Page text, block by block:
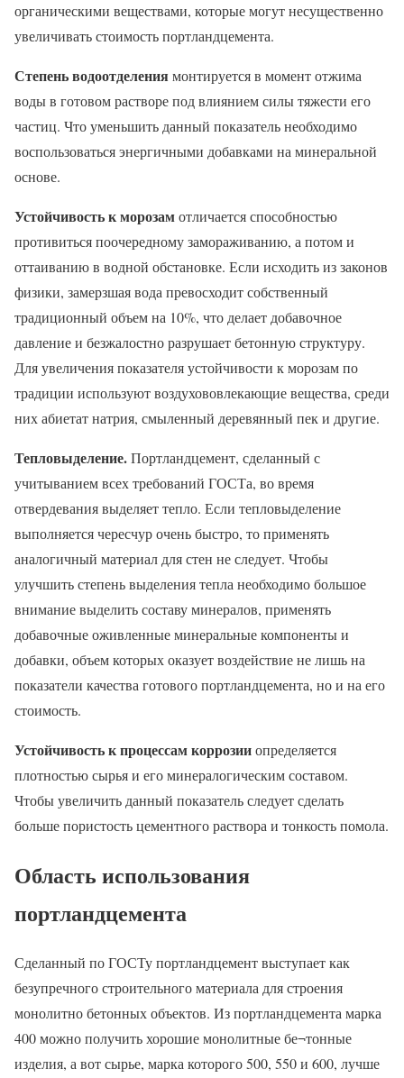
органическими веществами, которые могут несущественно
увеличивать стоимость портландцемента.
Степеньводоотделениямонтируется в момент отжима
воды в готовом растворе под влиянием силы тяжести его
частиц. Что уменьшить данный показатель необходимо
воспользоваться энергичными добавками на минеральной
основе.
Устойчивость к морозамотличается способностью
противиться поочередному замораживанию, а потом и
оттаиванию в водной обстановке. Если исходить из законов
физики, замерзшая вода превосходит собственный
традиционный объем на 10%, что делает добавочное
давление и безжалостно разрушает бетонную структуру.
Для увеличения показателя устойчивости к морозам по
традиции используют воздухововлекающие вещества, среди
них абиетат натрия, смыленный деревянный пек и другие.
Тепловыделение.Портландцемент, сделанный с
учитыванием всех требований ГОСТа, во время
отвердевания выделяет тепло. Если тепловыделение
выполняется чересчур очень быстро, то применять
аналогичный материал для стен не следует. Чтобы
улучшить степень выделения тепла необходимо большое
внимание выделить составу минералов, применять
добавочные оживленные минеральные компоненты и
добавки, объем которых оказует воздействие не лишь на
показатели качества готового портландцемента, но и на его
стоимость.
Устойчивость к процессам коррозииопределяется
плотностью сырья и его минералогическим составом.
Чтобы увеличить данный показатель следует сделать
больше пористость цементного раствора и тонкость помола.
Область использования
портландцемента
Сделанный по ГОСТу портландцемент выступает как
безупречного строительного материала для строения
монолитно бетонных объектов. Из портландцемента марка
400 можно получить хорошие монолитные бе¬тонные
изделия, а вот сырье, марка которого 500, 550 и 600, лучше